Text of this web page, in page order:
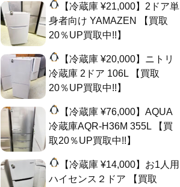
【冷蔵庫 ¥21,000】2ドア単
身者向け YAMAZEN 【買取
20％UP買取中!!】
【冷蔵庫 ¥20,000】ニトリ
冷蔵庫 2ドア 106L 【買取
20％UP買取中!!】
【冷蔵庫 ¥76,000】AQUA
冷蔵庫AQR-H36M 355L 【買
取20％UP買取中!!】
【冷蔵庫 ¥14,000】お1人用
ハイセンス２ドア 【買取